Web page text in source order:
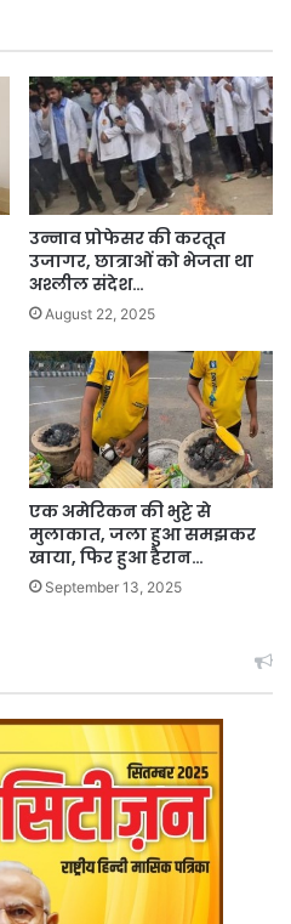
उन्नाव प्रोफेसर की करतूत
उजागर, छात्राओं को भेजता था
अश्लील संदेश…
August 22, 2025
एक अमेरिकन की भुट्टे से
मुलाकात, जला हुआ समझकर
खाया, फिर हुआ हैरान…
September 13, 2025